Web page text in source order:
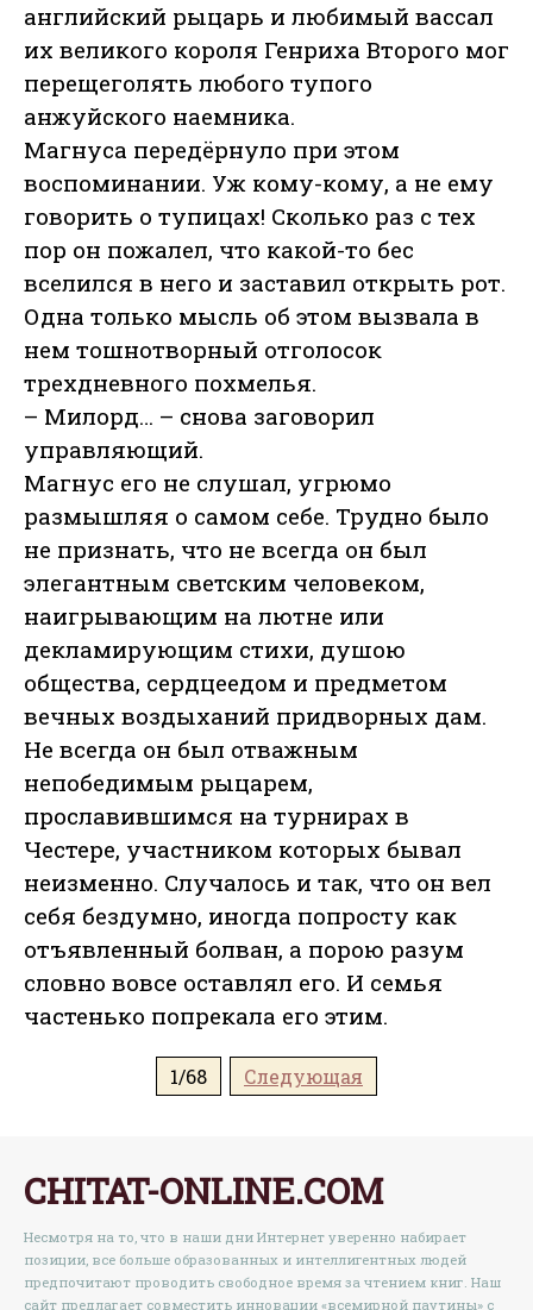
английский рыцарь и любимый вассал
их великого короля Генриха Второго мог
перещеголять любого тупого
анжуйского наемника.
Магнуса передёрнуло при этом
воспоминании. Уж кому-кому, а не ему
говорить о тупицах! Сколько раз с тех
пор он пожалел, что какой-то бес
вселился в него и заставил открыть рот.
Одна только мысль об этом вызвала в
нем тошнотворный отголосок
трехдневного похмелья.
– Милорд… – снова заговорил
управляющий.
Магнус его не слушал, угрюмо
размышляя о самом себе. Трудно было
не признать, что не всегда он был
элегантным светским человеком,
наигрывающим на лютне или
декламирующим стихи, душою
общества, сердцеедом и предметом
вечных воздыханий придворных дам.
Не всегда он был отважным
непобедимым рыцарем,
прославившимся на турнирах в
Честере, участником которых бывал
неизменно. Случалось и так, что он вел
себя бездумно, иногда попросту как
отъявленный болван, а порою разум
словно вовсе оставлял его. И семья
частенько попрекала его этим.
1/68 Следующая
CHITAT-ONLINE.COM
Несмотря на то, что в наши дни Интернет уверенно набирает
позиции, все больше образованных и интеллигентных людей
предпочитают проводить свободное время за чтением книг. Наш
сайт предлагает совместить инновации «всемирной паутины» с